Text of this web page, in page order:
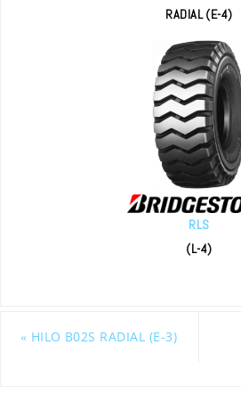
RADIAL (E-4)
RLS
(L-4)
« HILO B02S RADIAL (E-3)